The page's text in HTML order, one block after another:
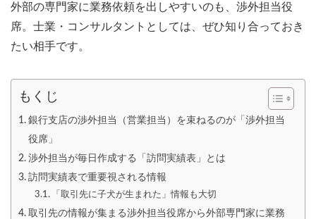
外部の専門家に業務依頼を出しやすいのも、渉外担当役
席。士業・コンサルタントとしては、ぜひ知り合っておき
たい相手です。
もくじ
銀行支店の渉外担当（営業担当）を束ねるのが「渉外担当
役席」
渉外担当が毎日作成する「訪問実績表」とは
訪問実績表で重要視される情報
「取引先に子犬が生まれた」情報も大切
取引先の情報が集まる渉外担当役席から外部専門家に業務